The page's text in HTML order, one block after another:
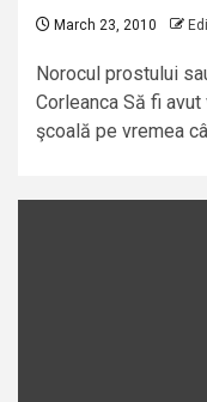
March 23, 2010
Norocul prostului
Corleanca Să fi
şcoală pe vremea